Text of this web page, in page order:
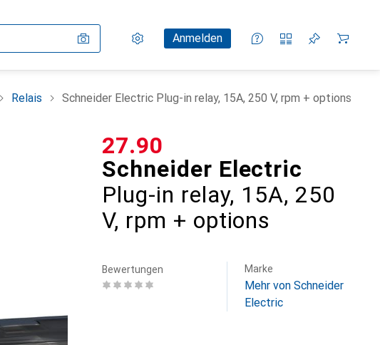
Einstellungen
KundenkontoAnmelden
Vergleichslisten
Merklisten
Warenkorb
Relais Schneider Electric Plug-in relay, 15A, 250 V, rpm + options
Schneider Electric
Plug-in relay, 15A, 250
V, rpm + options
CHF
27.90
Bewertungen Marke
Mehr von Schneider
Electric